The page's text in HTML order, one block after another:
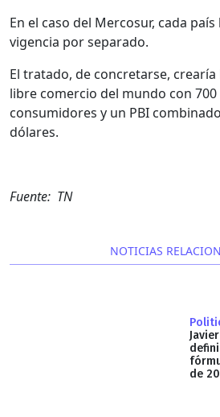
En el caso del Mercosur, cada
vigencia por separado.
El tratado, de concretarse,
libre comercio del mundo con
consumidores y un PBI
dólares.
Fuente: TN
NOTICIAS
de